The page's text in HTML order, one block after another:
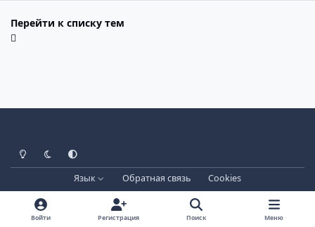
Перейти к списку тем
Светлый режим
Тёмный режим
Системные настройки
Язык Обратная связь
Cookies
Лицензия зарегистрирована на IPBSkins.ru
Powered by
Invision Community
Войти Регистрация Поиск Меню